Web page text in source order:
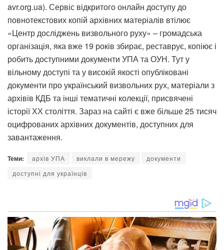
avr.org.ua). Сервіс відкритого онлайн доступу до
повнотекстових копій архівних матеріалів втілює
«Центр досліджень визвольного руху» – громадська
організація, яка вже 19 років збирає, реставрує, копіює і
робить доступними документи УПА та ОУН. Тут у
вільному доступі та у високій якості опубліковані
документи про український визвольних рух, матеріали з
архівів КДБ та інші тематичні колекції, присвячені
історії ХХ століття. Зараз на сайті є вже більше 25 тисяч
оцифрованих архівних документів, доступних для
завантаження.
Теми: архів УПА виклали в мережу
документи
доступні для українців